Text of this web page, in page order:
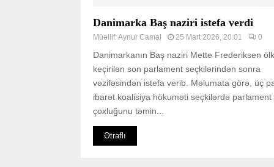
Danimarka Baş naziri istefa verdi
Müəllif:Aynur Camal 25 Mart 2026, 20:01 0
Danimarkanın Baş naziri Mette Frederiksen
keçirilən son parlament seçkilərindən sonra
vəzifəsindən istefa verib. Məlumata görə, üç
ibarət koalisiya hökuməti seçkilərdə parlament
çoxluğunu təmin...
Ətraflı